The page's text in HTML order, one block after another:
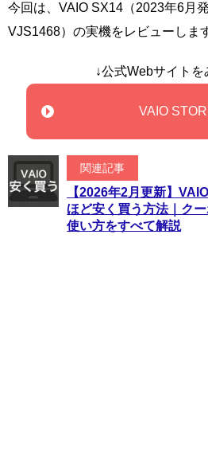
今回は、VAIO SX14（2023年6月
VJS1468）の実機をレビューしま
↓公式Webサイトを
VAIO
関連記事
【2026年2月更新】
ほど安く買う方法｜ク
使い方をすべて解説